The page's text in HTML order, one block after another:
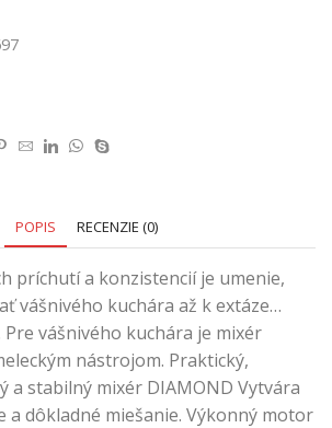
POPIS RECENZIE (0)
príchutí a konzistencií je umenie,
vášnivého kuchára až k extáze…
vášnivého kuchára je mixér
nástrojom. Praktický,
a stabilný mixér DIAMOND Vytvára
a dôkladné miešanie. Výkonný motor